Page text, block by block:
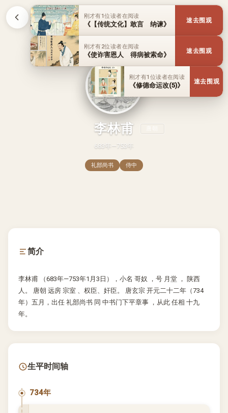
李林甫
683年—753年
礼部尚书 侍中
简介
李林甫 （683年—753年1月3日），小名 哥奴 ，号 月堂 ， 陕西
人。 唐朝 远房 宗室 、权臣、奸臣。 唐玄宗 开元二十二年（734
年）五月，出任 礼部尚书 同 中书门下平章事 ，从此 任相 十九
年。
生平时间轴
734年
刚才有1位读者在阅读
《【传统文化】敢言 纳谏》 速去围观
刚才有2位读者在阅读
《使诈害恩人 得病被索命》 速去围观
刚才有1位读者在阅读
《修德命运改(5)》 速去围观